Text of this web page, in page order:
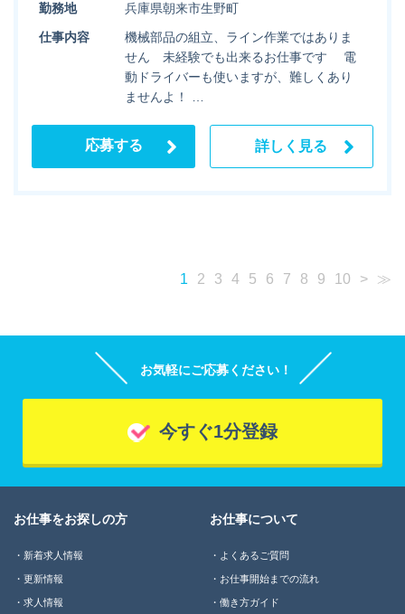
勤務地
兵庫県朝来市生野町
仕事内容
機械部品の組立、ライン作業ではありま
せん 未経験でも出来るお仕事です 電
動ドライバーも使いますが、難しくあり
ませんよ！ …
応募する 詳しく見る
1 2 3 4 5 6 7 8 9 10 > ≫
お気軽にご応募ください！
今すぐ1分登録
お仕事をお探しの方
新着求人情報
更新情報
求人情報
お仕事について
よくあるご質問
お仕事開始までの流れ
働き方ガイド